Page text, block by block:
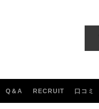
Q＆A RECRUIT 口コミ